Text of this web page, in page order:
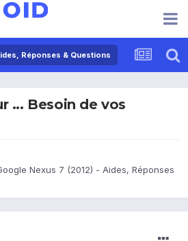
Réponses & Questions
... Besoin de vos
Nexus 7 (2012) - Aides, Réponses